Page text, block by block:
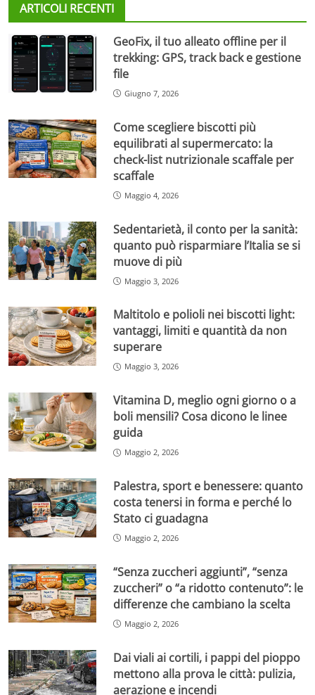
ARTICOLI RECENTI
GeoFix, il tuo alleato offline per il
trekking: GPS, track back e gestione
file
Giugno 7, 2026
Come scegliere biscotti più
equilibrati al supermercato: la
check-list nutrizionale scaffale per
scaffale
Maggio 4, 2026
Sedentarietà, il conto per la sanità:
quanto può risparmiare l’Italia se si
muove di più
Maggio 3, 2026
Maltitolo e polioli nei biscotti light:
vantaggi, limiti e quantità da non
superare
Maggio 3, 2026
Vitamina D, meglio ogni giorno o a
boli mensili? Cosa dicono le linee
guida
Maggio 2, 2026
Palestra, sport e benessere: quanto
costa tenersi in forma e perché lo
Stato ci guadagna
Maggio 2, 2026
“Senza zuccheri aggiunti”, “senza
zuccheri” o “a ridotto contenuto”: le
differenze che cambiano la scelta
Maggio 2, 2026
Dai viali ai cortili, i pappi del pioppo
mettono alla prova le città: pulizia,
aerazione e incendi